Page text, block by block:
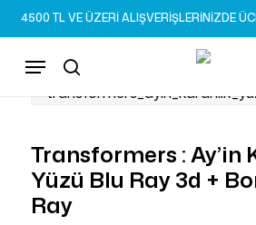
Skip
to
content
4500 TL VE ÜZERİ ALIŞVERİŞLERİNİZDE
search
Menu Sepet
Transformers : Ay’in
Yüzü Blu Ray 3d +
Ray